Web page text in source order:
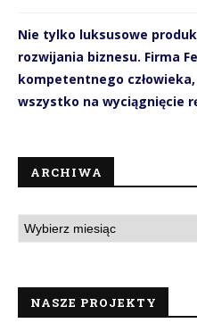
Nie tylko luksusowe
rozwijania biznesu. Firma
kompetentnego
wszystko na wyciągnięcie
ARCHIWA
NASZE PROJEKTY